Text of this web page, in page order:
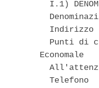
I.1)
Indirizzo
Punti di
Economale
Telefono